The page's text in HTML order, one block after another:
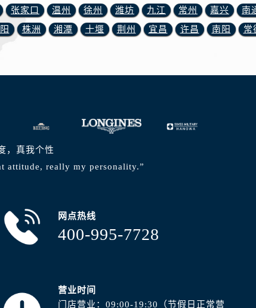
天津市和平区赤峰道136号天津国际金融中心26层2603室浪
安徽省安庆市迎江区人民路浪琴售后服务中心（需提前预约
安徽省池州市贵池区长江路浪琴售后服务中心（需提前预约
安徽省淮北市相山区淮海路浪琴售后服务中心（需提前预约）
安徽省淮南市田家庵区国庆中路浪琴售后服务中心（需提前预
安徽省黄山市屯溪区黄山西路浪琴售后服务中心（需提前预约
安徽省宿州市埇桥区人民中路浪琴售后服务中心（需提前预约
安徽省铜陵市铜官区石城大道浪琴售后服务中心（需提前预约
安徽省芜湖市镜湖区中山路步行街浪琴售后服务中心（需提
福建省南平市建阳区人民西路浪琴售后服务中心（需提前预约
张家口 温州 徐州 潍坊 九江 常州 嘉兴 南
株洲 湘潭 十堰 荆州 宜昌 许昌 南阳 常
，真我个性
attitude, really my personality.”
网点热线
400-995-7728
营业时间
门店营业：09:00-19:30（节假日正常营